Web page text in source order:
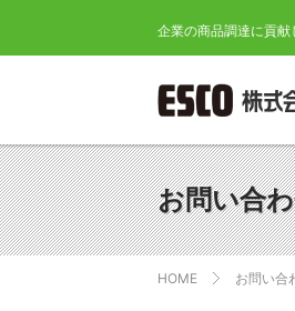
企業の商品調達に貢献
お問い合
HOME お問い合